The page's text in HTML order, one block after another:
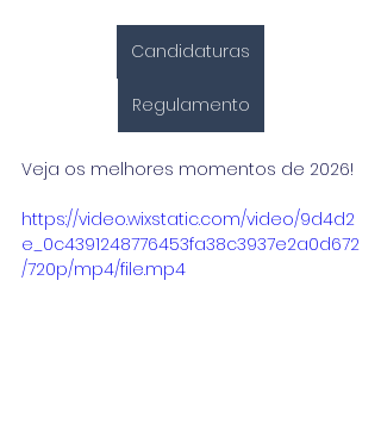
Candidaturas
Regulamento
Veja os melhores momentos de 2026!
https://video.wixstatic.com/video/9d4d2
e_0c4391248776453fa38c3937e2a0d672
/720p/mp4/file.mp4